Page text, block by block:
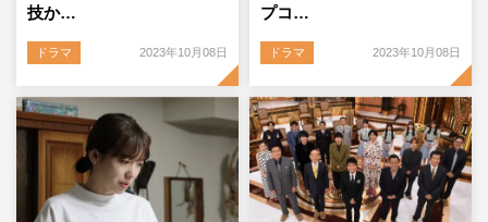
技か…
ドラマ 2023年10月08日
プコ…
ドラマ 2023年10月08日